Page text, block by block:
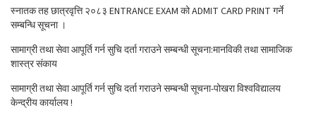
स्नातक तह छात्रवृत्ति २०८३ ENTRANCE EXAM को ADMIT CARD PRINT गर्ने
सम्बन्धि सूचना ।
सामाग्री तथा सेवा आपूर्ति गर्न सुचि दर्ता गराउने सम्बन्धी सूचना:मानविकी तथा सामाजिक
शास्त्र संकाय
सामाग्री तथा सेवा आपूर्ति गर्न सुचि दर्ता गराउने सम्बन्धी सूचना-पोखरा विश्वविद्यालय
केन्द्रीय कार्यालय !